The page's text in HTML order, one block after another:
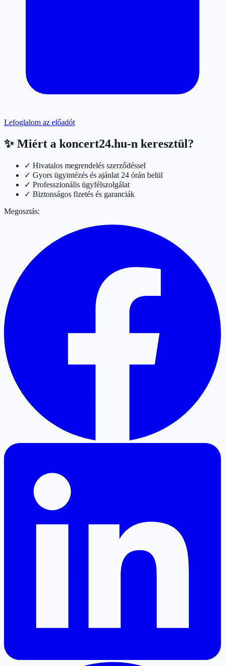
Lefoglalom az előadót
✨ Miért a koncert24.hu-n keresztül?
✓ Hivatalos megrendelés szerződéssel
✓ Gyors ügyintézés és ajánlat 24 órán belül
✓ Professzionális ügyfélszolgálat
✓ Biztonságos fizetés és garanciák
Megosztás: